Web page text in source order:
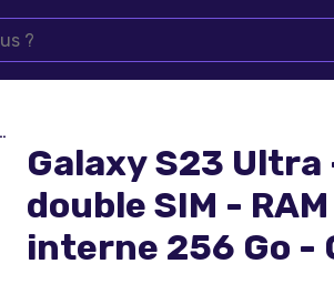
Galaxy S23
double SIM -
interne 256 Go -